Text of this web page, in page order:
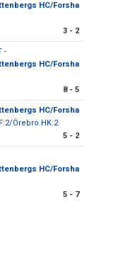
HC/Forsha
3 - 2
-
HC/Forsha
8 - 5
HC/Forsha
Örebro HK:2
5 - 2
HC/Forsha
5 - 7